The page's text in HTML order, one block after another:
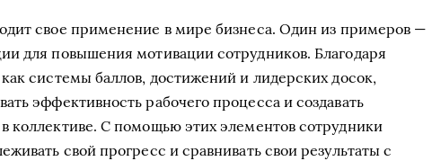
свое применение в мире бизнеса. Один из примеров —
для повышения мотивации сотрудников. Благодаря
системы баллов, достижений и лидерских досок,
эффективность рабочего процесса и создавать
коллективе. С помощью этих элементов сотрудники
свой прогресс и сравнивать свои результаты с